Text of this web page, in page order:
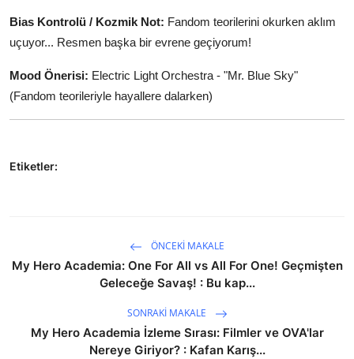
Bias Kontrolü / Kozmik Not: Fandom teorilerini okurken aklım
uçuyor... Resmen başka bir evrene geçiyorum!
Mood Önerisi: Electric Light Orchestra - "Mr. Blue Sky"
(Fandom teorileriyle hayallere dalarken)
Etiketler:
ÖNCEKI MAKALE
My Hero Academia: One For All vs All For One! Geçmişten
Geleceğe Savaş! : Bu kap...
SONRAKI MAKALE
My Hero Academia İzleme Sırası: Filmler ve OVA'lar
Nereye Giriyor? : Kafan Karış...